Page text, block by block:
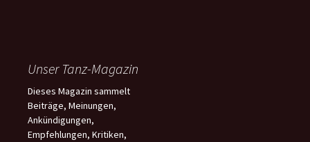
Unser Tanz-Magazin
Dieses Magazin sammelt
Beiträge, Meinungen,
Ankündigungen,
Empfehlungen, Kritiken,